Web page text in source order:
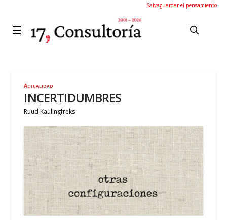
Salvaguardar el pensamiento
Actualidad
INCERTIDUMBRES
Ruud Kaulingfreks